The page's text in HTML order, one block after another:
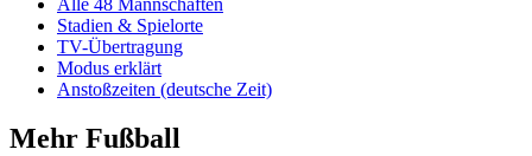
Stadien & Spielorte
TV-Übertragung
Modus erklärt
Anstoßzeiten (deutsche Zeit)
Mehr Fußball